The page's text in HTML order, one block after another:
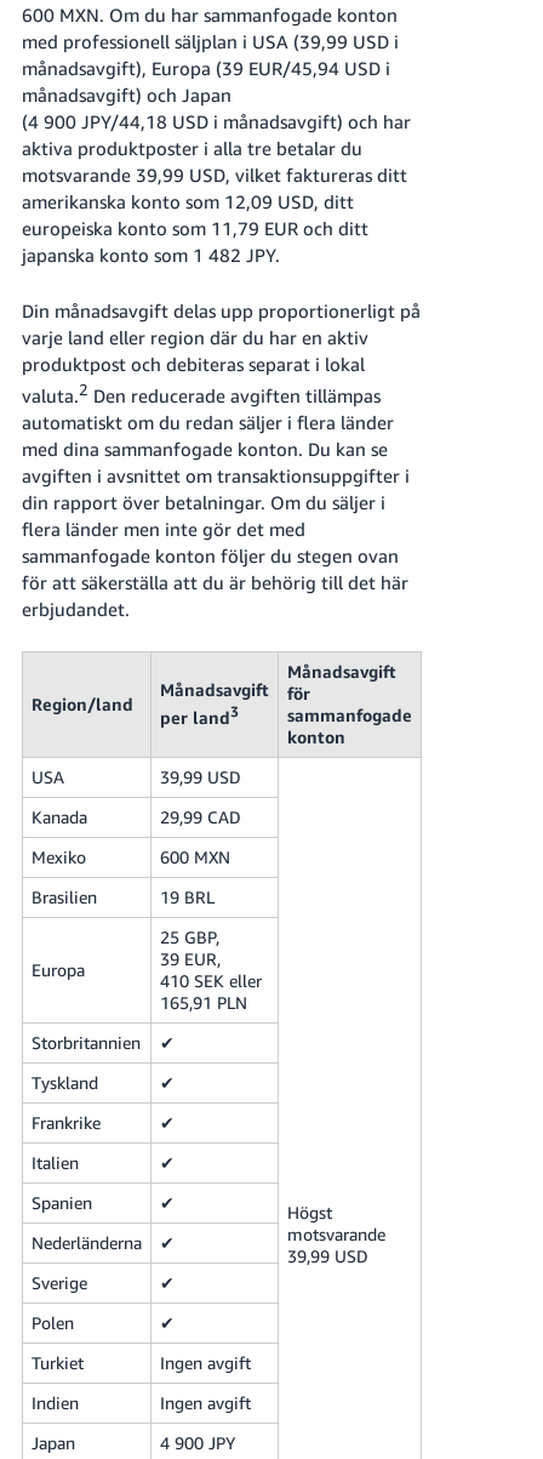
600 MXN. Om du har sammanfogade konton
med professionell säljplan i USA (39,99 USD i
månadsavgift), Europa (39 EUR/45,94 USD i
månadsavgift) och Japan
(4 900 JPY/44,18 USD i månadsavgift) och har
aktiva produktposter i alla tre betalar du
motsvarande 39,99 USD, vilket faktureras ditt
amerikanska konto som 12,09 USD, ditt
europeiska konto som 11,79 EUR och ditt
japanska konto som 1 482 JPY.
Din månadsavgift delas upp proportionerligt på
varje land eller region där du har en aktiv
produktpost och debiteras separat i lokal
valuta.2 Den reducerade avgiften tillämpas
automatiskt om du redan säljer i flera länder
med dina sammanfogade konton. Du kan se
avgiften i avsnittet om transaktionsuppgifter i
din rapport över betalningar. Om du säljer i
flera länder men inte gör det med
sammanfogade konton följer du stegen ovan
för att säkerställa att du är behörig till det här
erbjudandet.
Region/land
Månadsavgift
per land3
Månadsavgift
för
sammanfogade
konton
USA
39,99 USD
Högst
motsvarande
39,99 USD
Kanada
29,99 CAD
Mexiko
600 MXN
Brasilien
19 BRL
Europa
25 GBP,
39 EUR,
410 SEK eller
165,91 PLN
Storbritannien
✔
Tyskland
✔
Frankrike
✔
Italien
✔
Spanien
✔
Nederländerna
✔
Sverige
✔
Polen
✔
Turkiet
Ingen avgift
Indien
Ingen avgift
Japan
4 900 JPY